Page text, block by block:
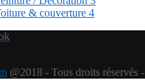
& couverture 4
@2018 - Tous droits réservés -